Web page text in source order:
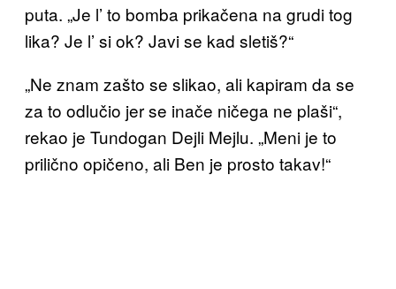
puta. „Je l’ to bomba prikačena na grudi tog
lika? Je l’ si ok? Javi se kad sletiš?“
„Ne znam zašto se slikao, ali kapiram da se
za to odlučio jer se inače ničega ne plaši“,
rekao je Tundogan Dejli Mejlu. „Meni je to
prilično opičeno, ali Ben je prosto takav!“